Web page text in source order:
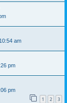
am
pm
pm
1 2 3